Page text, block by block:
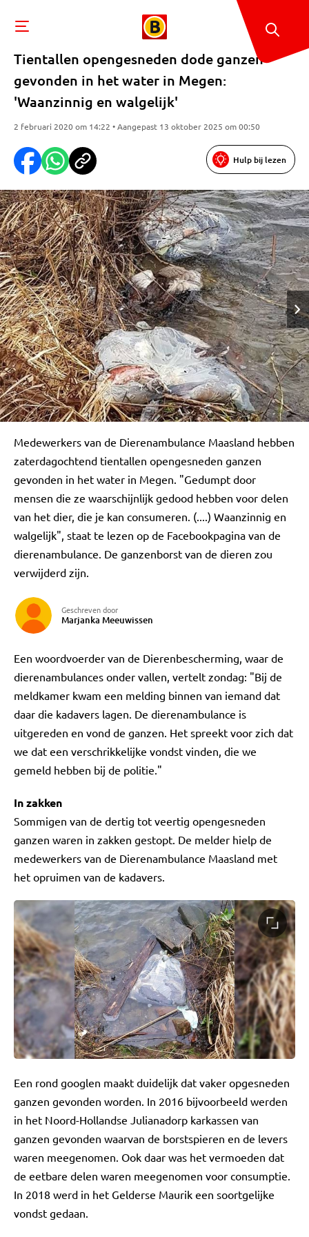
Tientallen opengesneden dode ganzen
gevonden in het water in Megen:
'Waanzinnig en walgelijk'
2 februari 2020 om 14:22 • Aangepast 13 oktober 2025 om 00:50
Hulp bij lezen
Medewerkers van de Dierenambulance Maasland hebben
zaterdagochtend tientallen opengesneden ganzen
gevonden in het water in Megen. "Gedumpt door
mensen die ze waarschijnlijk gedood hebben voor delen
van het dier, die je kan consumeren. (....) Waanzinnig en
walgelijk", staat te lezen op de Facebookpagina van de
dierenambulance. De ganzenborst van de dieren zou
verwijderd zijn.
Geschreven door
Marjanka Meeuwissen
Een woordvoerder van de Dierenbescherming, waar de
dierenambulances onder vallen, vertelt zondag: "Bij de
meldkamer kwam een melding binnen van iemand dat
daar die kadavers lagen. De dierenambulance is
uitgereden en vond de ganzen. Het spreekt voor zich dat
we dat een verschrikkelijke vondst vinden, die we
gemeld hebben bij de politie."
In zakken
Sommigen van de dertig tot veertig opengesneden
ganzen waren in zakken gestopt. De melder hielp de
medewerkers van de Dierenambulance Maasland met
het opruimen van de kadavers.
Een rond googlen maakt duidelijk dat vaker opgesneden
ganzen gevonden worden. In 2016 bijvoorbeeld werden
in het Noord-Hollandse Julianadorp karkassen van
ganzen gevonden waarvan de borstspieren en de levers
waren meegenomen. Ook daar was het vermoeden dat
de eetbare delen waren meegenomen voor consumptie.
In 2018 werd in het Gelderse Maurik een soortgelijke
vondst gedaan.